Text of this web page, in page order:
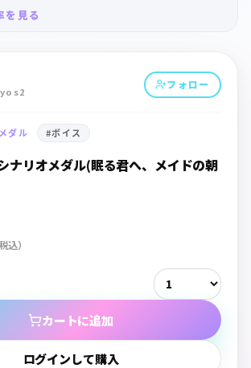
を見る
フォロー
ダル #ボイス
ナリオメダル(眠る君へ、メイドの朝
税込）
カートに追加
ログインして購入